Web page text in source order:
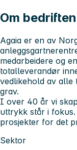
Om bedriften
Agaia er en av
medarbeidere og
totalleverandør
vedlikehold av alle
grav.
I over 40 år vi
uttrykk står i
prosjekter for det
Sektor